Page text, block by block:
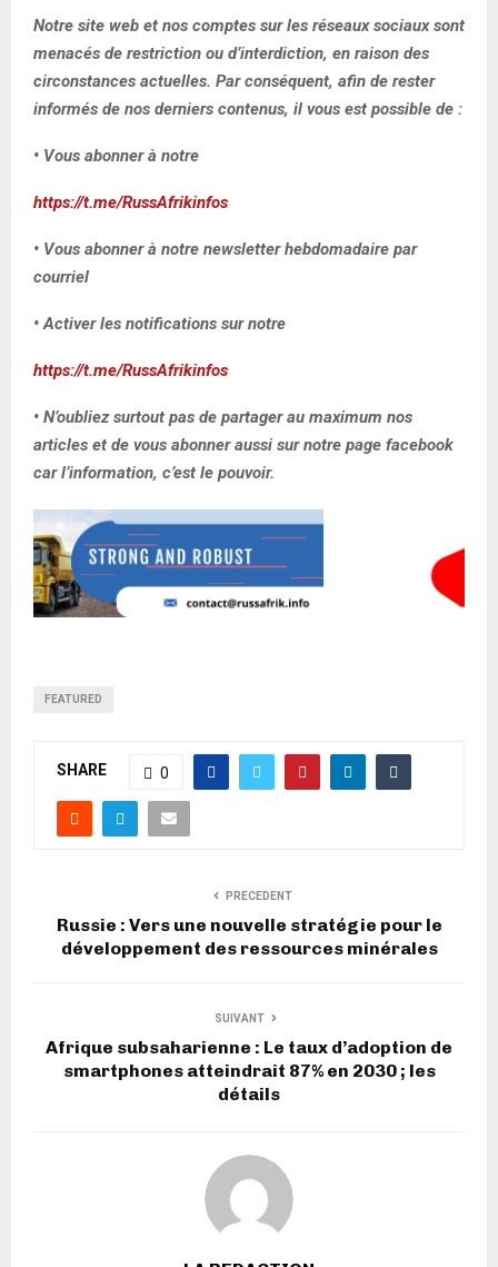
Notre site web et nos comptes sur les réseaux sociaux sont
menacés de restriction ou d’interdiction, en raison des
circonstances actuelles. Par conséquent, afin de rester
informés de nos derniers contenus, il vous est possible de :
• Vous abonner à notre
https://t.me/RussAfrikinfos
• Vous abonner à notre newsletter hebdomadaire par
courriel
• Activer les notifications sur notre
https://t.me/RussAfrikinfos
• N’oubliez surtout pas de partager au maximum nos
articles et de vous abonner aussi sur notre page facebook
car l’information, c’est le pouvoir.
FEATURED
SHARE 0
PRECEDENT
Russie : Vers une nouvelle stratégie pour le
développement des ressources minérales
SUIVANT
Afrique subsaharienne : Le taux d’adoption de
smartphones atteindrait 87% en 2030 ; les
détails